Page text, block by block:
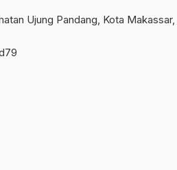
Ujung Pandang, Kota Makassar,